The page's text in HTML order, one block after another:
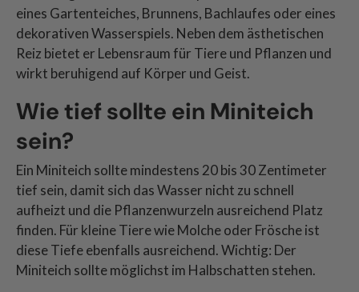
eines Gartenteiches, Brunnens, Bachlaufes oder eines
dekorativen Wasserspiels. Neben dem ästhetischen
Reiz bietet er Lebensraum für Tiere und Pflanzen und
wirkt beruhigend auf Körper und Geist.
Wie tief sollte ein Miniteich
sein?
Ein Miniteich sollte mindestens 20 bis 30 Zentimeter
tief sein, damit sich das Wasser nicht zu schnell
aufheizt und die Pflanzenwurzeln ausreichend Platz
finden. Für kleine Tiere wie Molche oder Frösche ist
diese Tiefe ebenfalls ausreichend. Wichtig: Der
Miniteich sollte möglichst im Halbschatten stehen.